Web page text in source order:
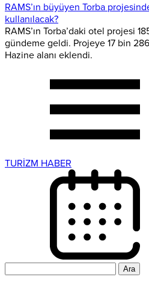
RAMS’ın büyüyen Torba
kullanılacak?
RAMS’ın Torba’daki otel projesi
gündeme geldi. Projeye 17 bin
Hazine alanı eklendi.
TURİZM HABER